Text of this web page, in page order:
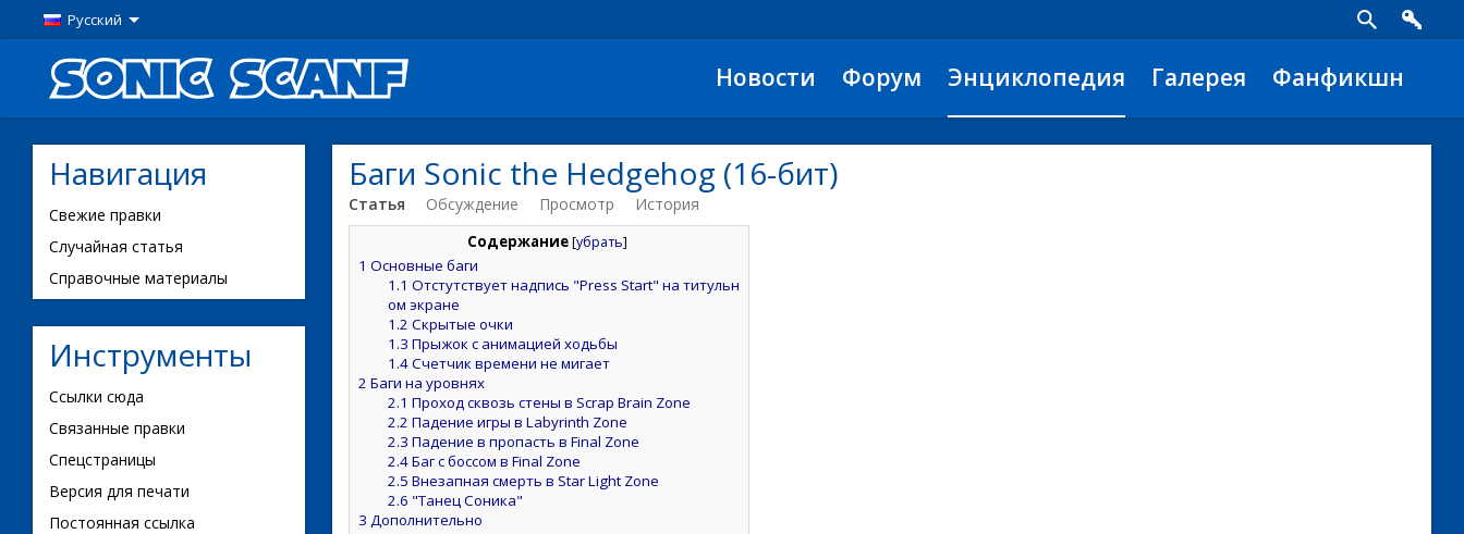
Русский
Новости Форум Энциклопедия Галерея Фанфикшн
Навигация
Свежие правки
Случайная статья
Справочные материалы
Инструменты
Ссылки сюда
Связанные правки
Спецстраницы
Версия для печати
Постоянная ссылка
Баги Sonic the Hedgehog (16-бит)
Статья Обсуждение Просмотр История
Содержание[убрать]
1 Основные баги
1.1 Отстутствует надпись "Press Start" на титульн
ом экране
1.2 Скрытые очки
1.3 Прыжок с анимацией ходьбы
1.4Счетчик времени не мигает
2 Баги на уровнях
2.1 Проход сквозь стены в Scrap Brain Zone
2.2 Падение игры в Labyrinth Zone
2.3 Падение в пропасть в Final Zone
2.4Баг с боссом в Final Zone
2.5 Внезапная смерть в Star Light Zone
2.6 "Танец Соника"
3 Дополнительно